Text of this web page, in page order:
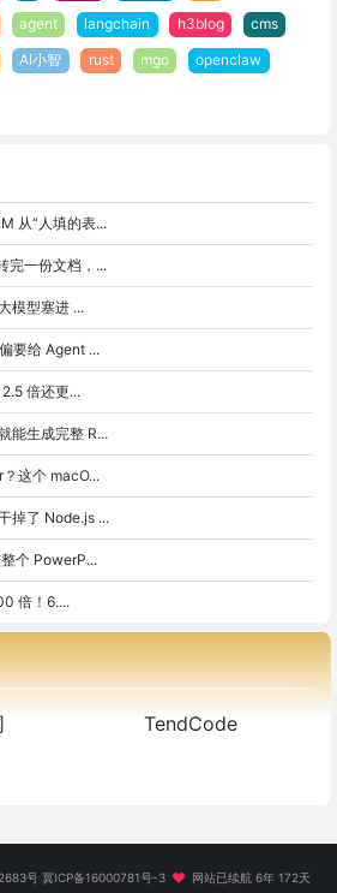
agent langchain h3blog cms
AI小智 rust mgo openclaw
从“人填的表...
完一份文档，...
模型塞进 ...
要给 Agent ...
倍还更...
能生成完整 R...
这个 macO...
掉了 Node.js ...
个 PowerP...
倍！6....
TendCode
号 冀ICP备16000781号-3
网站已续航 6年 172天